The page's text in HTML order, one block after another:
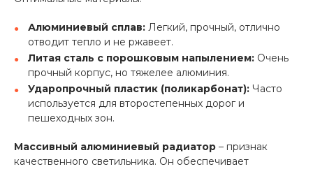
Алюминиевый сплав: Легкий, прочный, отлично
отводит тепло и не ржавеет.
Литая сталь с порошковым напылением: Очень
прочный корпус, но тяжелее алюминия.
Ударопрочный пластик (поликарбонат): Часто
используется для второстепенных дорог и
пешеходных зон.
Массивный алюминиевый радиатор – признак
качественного светильника. Он обеспечивает